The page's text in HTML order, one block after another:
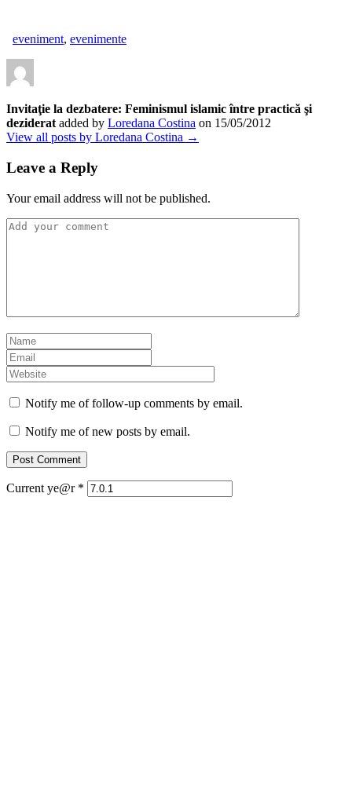
eveniment, evenimente
Invitaţie la dezbatere: Feminismul islamic între practică şi
deziderat added by Loredana Costina on 15/05/2012
View all posts by Loredana Costina →
Leave a Reply
Your email address will not be published.
Notify me of follow-up comments by email.
Notify me of new posts by email.
Current ye@r *